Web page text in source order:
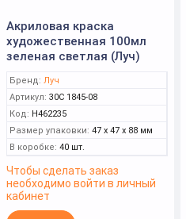
Акриловая краска
художественная 100мл
зеленая светлая (Луч)
Бренд: Луч
Артикул: 30С 1845-08
Код: Н462235
Размер упаковки: 47 x 47 x 88 мм
В коробке: 40 шт.
Чтобы сделать заказ
необходимо войти в личный
кабинет